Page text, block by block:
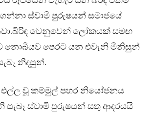
ස්වාමි පුරුෂයන් සමාජයේ
වෙනුවෙන් ලෝකයක් සමඟ
පෙරට යන එවැනි මිනිසුන්
නිදසුන්.
වූ කම්මුල් පහර නියෝජනය
ස්වාමි පුරුෂයන් සතු ආදරයයි